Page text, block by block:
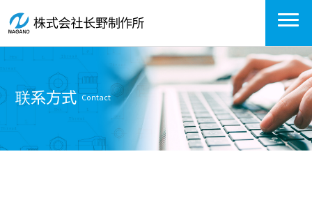
联系方式 Contact